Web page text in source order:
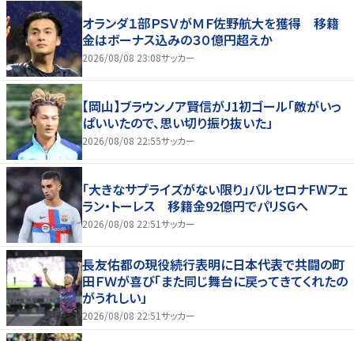
オランダ１部ＰＳＶがＭＦ佐野航大を獲得 移籍
金はボーナス込みの３０億円超えか
2026/08/08 23:08サッカー
【岡山】ブラウンノア賢信がJ1初ゴール「敵がいっ
ぱいいたので、思い切り振り抜いた」
2026/08/08 22:55サッカー
「大きなサプライズがない限り」バルセロナFWフェ
ラン・トーレス 移籍金92億円でパリSGへ
2026/08/08 22:51サッカー
長友佑都の現役続行表明に日本代表で共闘の町
田ＦＷが喜び「また同じ舞台に戻ってきてくれたの
がうれしい」
2026/08/08 22:51サッカー